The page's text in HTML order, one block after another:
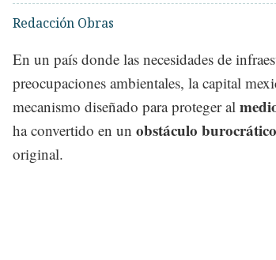
Redacción Obras
En un país donde las necesidades de
preocupaciones ambientales, la capital
mecanismo diseñado para proteger al
ha convertido en un obstáculo burocrático
original.